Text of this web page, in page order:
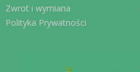
Zwrot i wymiana
Polityka Prywatności